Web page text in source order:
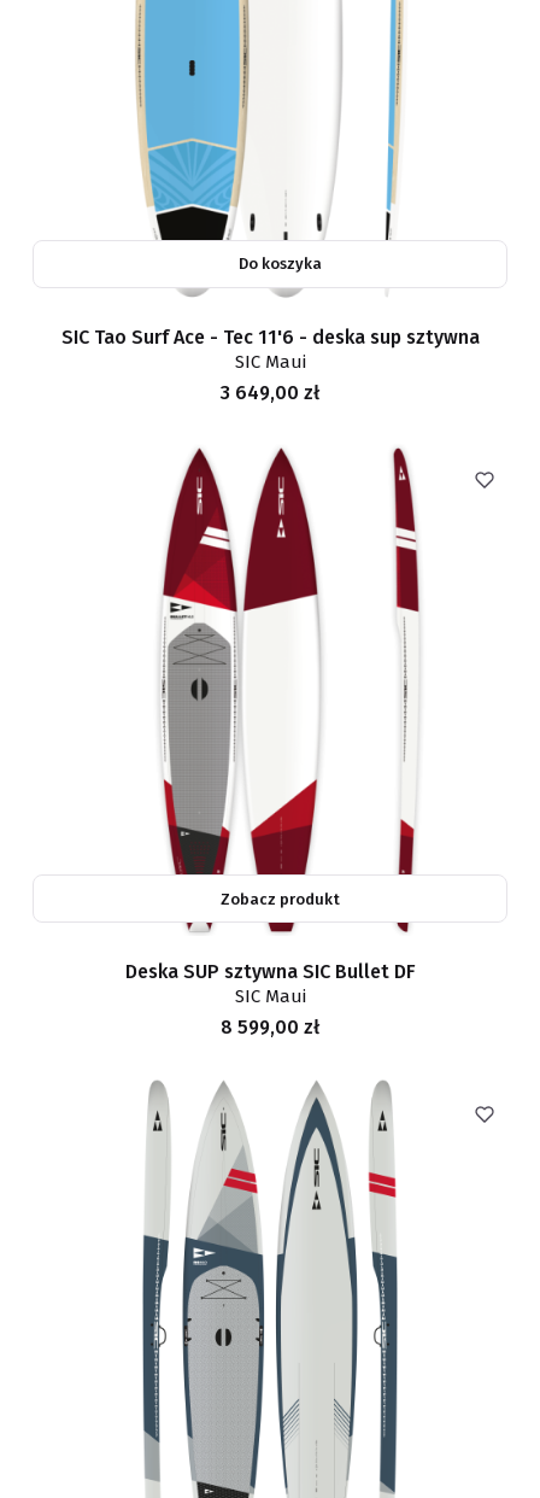
Do koszyka
SIC Tao Surf Ace - Tec 11'6 - deska sup sztywna
SIC Maui
Cena
3 649,00 zł
Zobacz produkt
Deska SUP sztywna SIC Bullet DF
SIC Maui
Cena
8 599,00 zł